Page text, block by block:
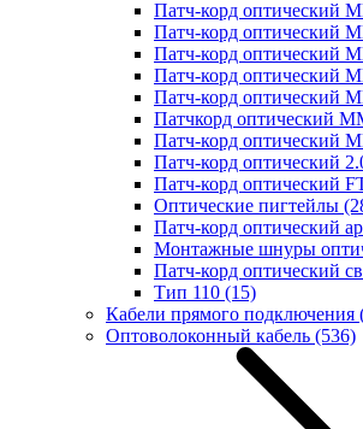
Патч-корд оптический
Патч-корд оптический
Патч-корд оптический
Патч-корд оптический
Патч-корд оптический
Патчкорд оптический
Патч-корд оптический
Патч-корд оптический
Патч-корд оптический
Оптические пигтейлы
Патч-корд оптический
Монтажные шнуры
Патч-корд оптический
Тип 110 (15)
Кабели прямого подключения
Оптоволоконный кабель (536)